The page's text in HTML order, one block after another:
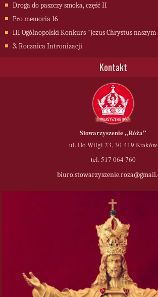
Droga do paszczy smoka, część II
Pro memoria 16
III Ogólnopolski Konkurs "Jezus Chrystus
3. Rocznica Intronizacji
Kontakt
Stowarzyszenie„Róża”
ul. Do Wilgi 23, 30-419 Kraków
tel. 517 064 760